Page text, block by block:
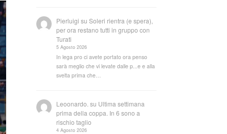
Pierluigi suSoleri rientra (e spera),
per ora restano tutti in gruppo con
Turati
5 Agosto 2026
In lega pro ci avete portato ora penso
sarà meglio che vi levate dalle p...e e alla
svelta prima che…
Leoonardo. su Ultima settimana
prima della coppa. In 6 sono a
rischio taglio
4 Agosto 2026